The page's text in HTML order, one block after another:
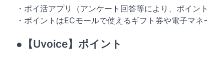
・ポイ活アプリ（アンケート回答等により、ポイン
・ポイントはECモールで使えるギフト券や電子マネ
●【Uvoice】ポイント